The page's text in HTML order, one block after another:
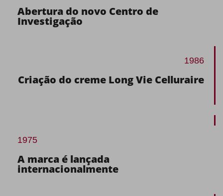
Abertura do novo Centro de
Investigação
1986
Criação do creme Long Vie Celluraire
1975
A marca é lançada
internacionalmente